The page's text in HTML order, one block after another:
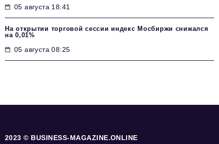
05 августа 18:41
На открытии торговой сессии индекс Мосбиржи снижался
на 0,01%
05 августа 08:25
2023 © BUSINESS-MAGAZINE.ONLINE